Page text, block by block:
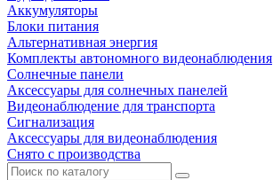
Аккумуляторы
Блоки питания
Альтернативная энергия
Комплекты автономного видеонаблюдения
Солнечные панели
Аксессуары для солнечных панелей
Видеонаблюдение для транспорта
Сигнализация
Аксессуары для видеонаблюдения
Снято с производства